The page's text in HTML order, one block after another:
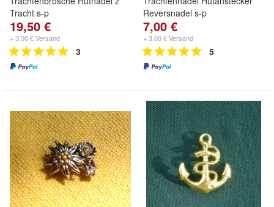
Tracht s-p
19,50 €
+ 3,00 € Versand
3
Reversnadel s-p
7,00 €
+ 3,00 € Versand
5